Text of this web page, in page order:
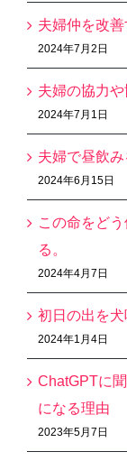
夫婦仲を改
2024年7月2日
夫婦の協力
2024年7月1日
夫婦で昼飲
2024年6月15日
この命をど
る。
2024年4月7日
初日の出を犬
2024年1月4日
ChatGPTに
になる理由
2023年5月7日